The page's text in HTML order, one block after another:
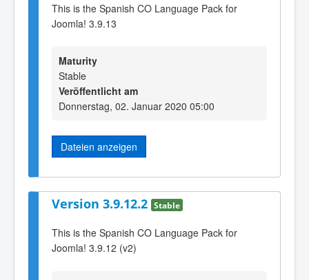
This is the Spanish CO Language Pack for
Joomla! 3.9.13
Maturity
Stable
Veröffentlicht am
Donnerstag, 02. Januar 2020 05:00
Dateien anzeigen
Version 3.9.12.2 Stable
This is the Spanish CO Language Pack for
Joomla! 3.9.12 (v2)